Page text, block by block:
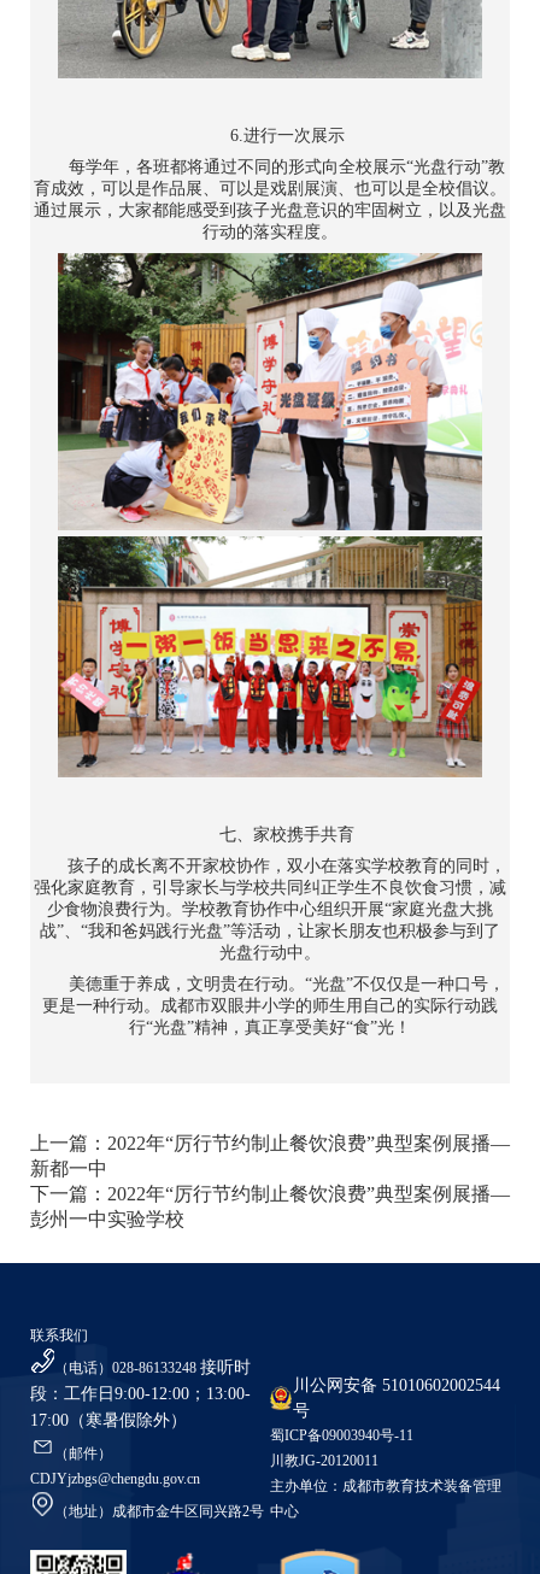
6.进行一次展示
每学年，各班都将通过不同的形式向全校展示“光盘行动”教
育成效，可以是作品展、可以是戏剧展演、也可以是全校倡议。
通过展示，大家都能感受到孩子光盘意识的牢固树立，以及光盘
行动的落实程度。
七、家校携手共育
孩子的成长离不开家校协作，双小在落实学校教育的同时，
强化家庭教育，引导家长与学校共同纠正学生不良饮食习惯，减
少食物浪费行为。学校教育协作中心组织开展“家庭光盘大挑
战”、“我和爸妈践行光盘”等活动，让家长朋友也积极参与到了
光盘行动中。
美德重于养成，文明贵在行动。“光盘”不仅仅是一种口号，
更是一种行动。成都市双眼井小学的师生用自己的实际行动践
行“光盘”精神，真正享受美好“食”光！
上一篇： 2022年“厉行节约制止餐饮浪费”典型案例展播—
新都一中
下一篇： 2022年“厉行节约制止餐饮浪费”典型案例展播—
彭州一中实验学校
联系我们
（电话）028-86133248 接听时
段：工作日9:00-12:00；13:00-
17:00（寒暑假除外）
（邮件）
CDJYjzbgs@chengdu.gov.cn
（地址）成都市金牛区同兴路2号
川公网安备 51010602002544
号
蜀ICP备09003940号-11
川教JG-20120011
主办单位：成都市教育技术装备管理
中心